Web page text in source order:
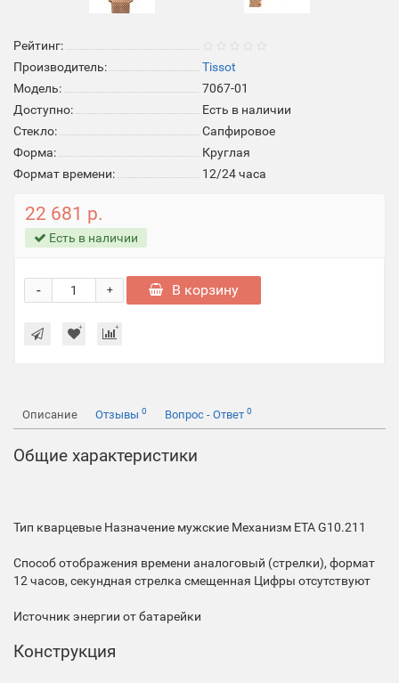
Рейтинг:
Производитель:
Tissot
Модель:
7067-01
Доступно:
Есть в наличии
Стекло:
Cапфировое
Форма:
Круглая
Формат времени:
12/24 часа
22 681 р.
Есть в наличии
+
- В корзину
Описание Отзывы 0 Вопрос - Ответ 0
Общие характеристики
Тип кварцевые Назначение мужские Механизм ETA G10.211
Способ отображения времени аналоговый (стрелки), формат
12 часов, секундная стрелка смещенная Цифры отсутствуют
Источник энергии от батарейки
Конструкция